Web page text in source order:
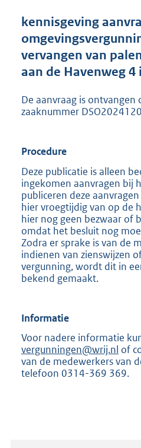
kennisgeving
vervangen van
aan de Havenweg 4
De aanvraag is
zaaknummer
Procedure
Deze publicatie is alleen
ingekomen aanvragen bij
publiceren deze
hier vroegtijdig van op de
hier nog geen bezwaar of
omdat het besluit nog
Zodra er sprake is van de
indienen van zienswijzen
vergunning, wordt dit in
bekend gemaakt.
Informatie
Voor nadere informatie
vergunningen@wrij.nl of
van de medewerkers van
telefoon 0314-369 369.